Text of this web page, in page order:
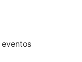
eventos